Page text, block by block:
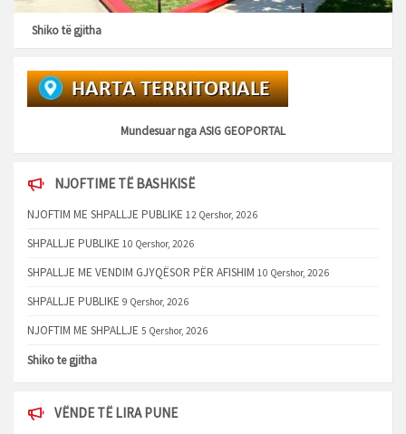
Shiko të gjitha
Mundesuar ngaASIG GEOPORTAL
NJOFTIME TË BASHKISË
NJOFTIM ME SHPALLJE PUBLIKE 12 Qershor, 2026
SHPALLJE PUBLIKE 10 Qershor, 2026
SHPALLJE ME VENDIM GJYQËSOR PËR AFISHIM 10 Qershor, 2026
SHPALLJE PUBLIKE 9 Qershor, 2026
NJOFTIM ME SHPALLJE 5 Qershor, 2026
Shiko te gjitha
VËNDE TË LIRA PUNE